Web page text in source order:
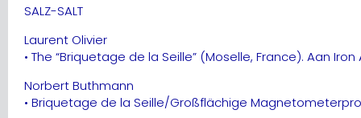
SALZ-SALT
Laurent Olivier
• The “Briquetage de la Seille” (Moselle, France). Aan
Norbert Buthmann
• Briquetage de la Seille/Großflächige